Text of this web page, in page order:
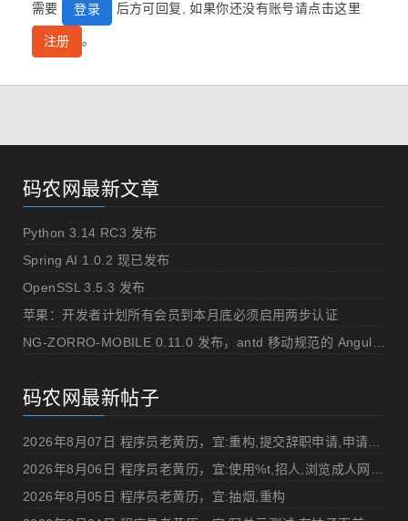
需要 登录 后方可回复, 如果你还没有账号请点击这里
注册 。
码农网最新文章
Python 3.14 RC3 发布
Spring AI 1.0.2 现已发布
OpenSSL 3.5.3 发布
苹果：开发者计划所有会员到本月底必须启用两步认证
码农网最新帖子
2026年8月05日 程序员老黄历，宜:抽烟,重构